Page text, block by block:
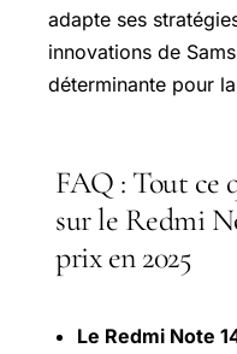
adapte ses
innovations de
déterminante pour
FAQ : Tout ce
sur le Redmi
prix en 2025
Le Redmi Note